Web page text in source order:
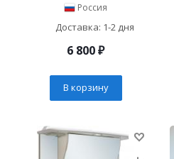
Россия
Доставка: 1-2 дня
6 800₽
В корзину